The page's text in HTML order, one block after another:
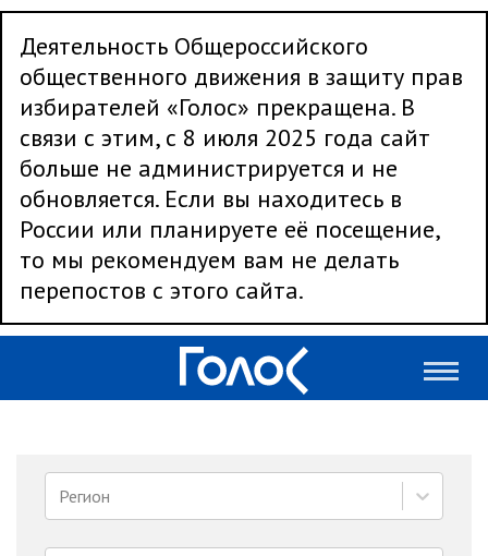
Деятельность Общероссийского
общественного движения в защиту прав
избирателей «Голос» прекращена. В
связи с этим, с 8 июля 2025 года сайт
больше не администрируется и не
обновляется. Если вы находитесь в
России или планируете её посещение,
то мы рекомендуем вам не делать
перепостов с этого сайта.
Регион